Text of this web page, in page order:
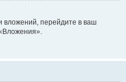
вложений, перейдите в ваш